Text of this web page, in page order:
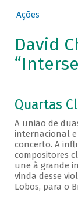
Ações
David
Quartas
A união de
internacional e
concerto. A
compositores
une à grande
vinda desse
Lobos, para o